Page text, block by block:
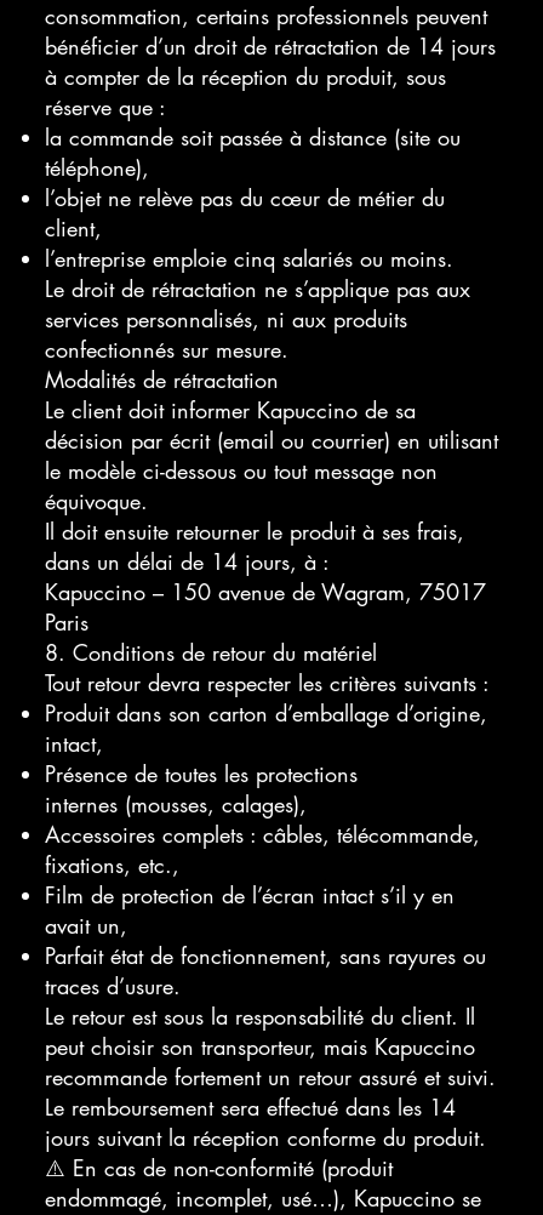
consommation, certains professionnels peuvent
bénéficier d’un droit de rétractation de 14 jours
à compter de la réception du produit, sous
réserve que :
la commande soit passée à distance (site ou
téléphone),
l’objet ne relève pas du cœur de métier du
client,
l’entreprise emploie cinq salariés ou moins.
Le droit de rétractation ne s’applique pas aux
services personnalisés, ni aux produits
confectionnés sur mesure.
Modalités de rétractation
Le client doit informer Kapuccino de sa
décision par écrit (email ou courrier) en utilisant
le modèle ci-dessous ou tout message non
équivoque.
Il doit ensuite retourner le produit à ses frais,
dans un délai de 14 jours, à :
Kapuccino – 150 avenue de Wagram, 75017
Paris
8. Conditions de retour du matériel
Tout retour devra respecter les critères suivants :
Produit dans son carton d’emballage d’origine,
intact,
Présence de toutes les protections
internes (mousses, calages),
Accessoires complets : câbles, télécommande,
fixations, etc.,
Film de protection de l’écran intact s’il y en
avait un,
Parfait état de fonctionnement, sans rayures ou
traces d’usure.
Le retour est sous la responsabilité du client. Il
peut choisir son transporteur, mais Kapuccino
recommande fortement un retour assuré et suivi.
Le remboursement sera effectué dans les 14
jours suivant la réception conforme du produit.
⚠️ En cas de non-conformité (produit
endommagé, incomplet, usé…), Kapuccino se